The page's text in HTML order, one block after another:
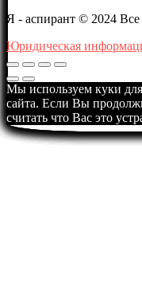
Я - аспирант © 2024
Юридическая
Мы используем куки
сайта. Если Вы
считать что Вас это